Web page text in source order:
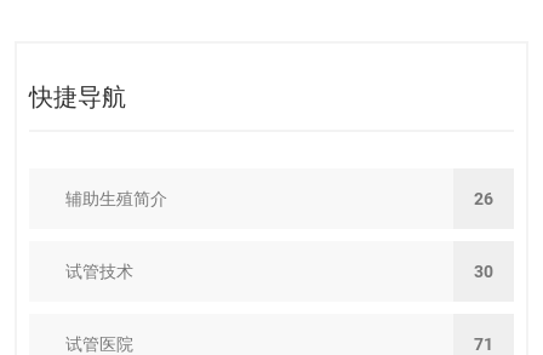
快捷导航
辅助生殖简介 26
试管技术 30
试管医院 71